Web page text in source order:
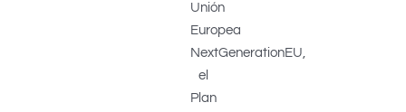
Unión
Europea
NextGenerationEU,
el
Plan